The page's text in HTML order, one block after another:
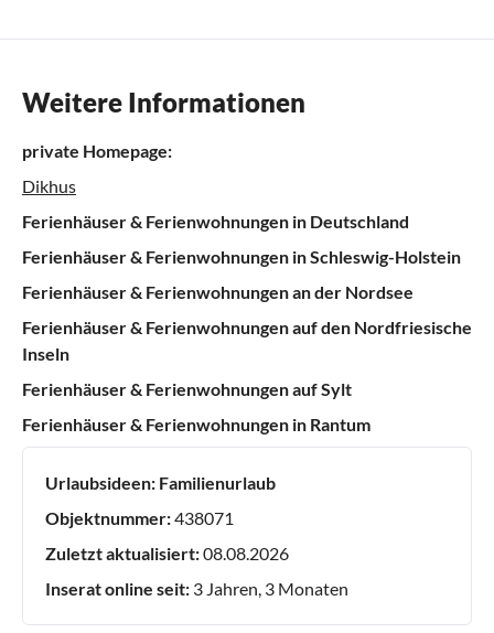
Weitere Informationen
private Homepage:
Dikhus
Ferienhäuser & Ferienwohnungen in Deutschland
Ferienhäuser & Ferienwohnungen in Schleswig-Holstein
Ferienhäuser & Ferienwohnungen an der Nordsee
Ferienhäuser & Ferienwohnungen auf den Nordfriesische
Inseln
Ferienhäuser & Ferienwohnungen auf Sylt
Ferienhäuser & Ferienwohnungen in Rantum
Urlaubsideen: Familienurlaub
Objektnummer:438071
Zuletzt aktualisiert:08.08.2026
Inserat online seit: 3 Jahren, 3 Monaten